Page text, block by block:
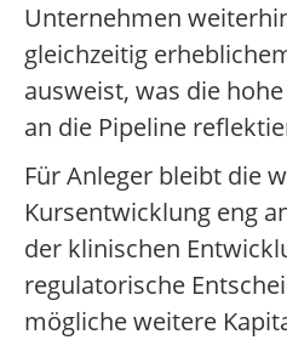
Unternehmen
gleichzeitig
ausweist, was die
an die Pipeline
Für Anleger bleibt die
Kursentwicklung eng
der klinischen
regulatorische
mögliche weitere